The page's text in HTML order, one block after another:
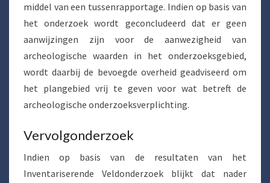
middel van een tussenrapportage. Indien op basis van
het onderzoek wordt geconcludeerd dat er geen
aanwijzingen zijn voor de aanwezigheid van
archeologische waarden in het onderzoeksgebied,
wordt daarbij de bevoegde overheid geadviseerd om
het plangebied vrij te geven voor wat betreft de
archeologische onderzoeksverplichting.
Vervolgonderzoek
Indien op basis van de resultaten van het
Inventariserende Veldonderzoek blijkt dat nader